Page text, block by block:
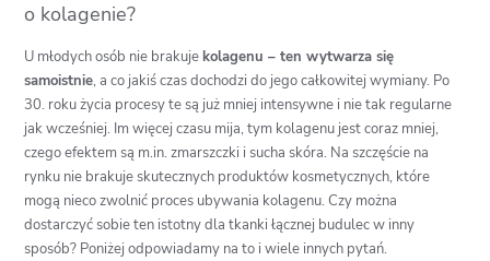
o kolagenie?
U młodych osób nie brakujekolagenu – ten wytwarza się
samoistnie, a co jakiś czas dochodzi do jego całkowitej wymiany. Po
30. roku życia procesy te są już mniej intensywne i nie tak regularne
jak wcześniej. Im więcej czasu mija, tym kolagenu jest coraz mniej,
czego efektem są m.in. zmarszczki i sucha skóra. Na szczęście na
rynku nie brakuje skutecznych produktów kosmetycznych, które
mogą nieco zwolnić proces ubywania kolagenu. Czy można
dostarczyć sobie ten istotny dla tkanki łącznej budulec w inny
sposób? Poniżej odpowiadamy na to i wiele innych pytań.